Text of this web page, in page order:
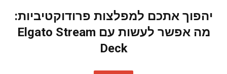
יהפוך אתכם למפלצות פרודוקטיביות:
מה אפשר לעשות עם Elgato Stream
Deck